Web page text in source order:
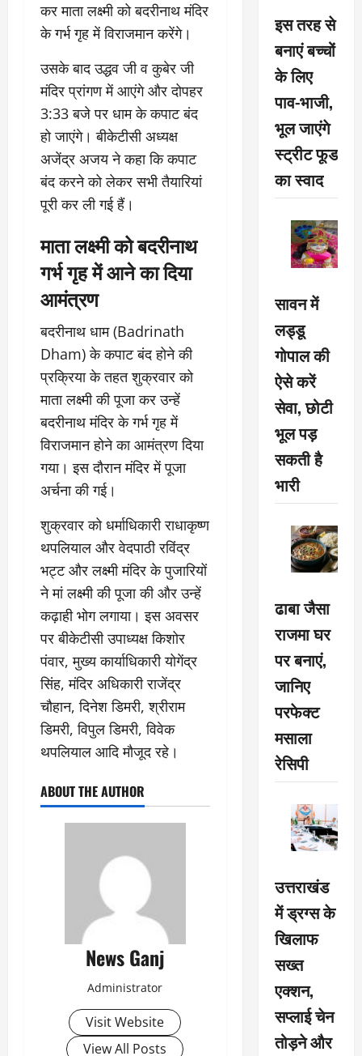
कर माता लक्ष्मी को बदरीनाथ मंदिर
के गर्भ गृह में विराजमान करेंगे।
उसके बाद उद्धव जी व कुबेर जी
मंदिर प्रांगण में आएंगे और दोपहर
3:33 बजे पर धाम के कपाट बंद
हो जाएंगे। बीकेटीसी अध्यक्ष
अजेंद्र अजय ने कहा कि कपाट
बंद करने को लेकर सभी तैयारियां
पूरी कर ली गई हैं।
माता लक्ष्मी को बदरीनाथ
गर्भ गृह में आने का दिया
आमंत्रण
बदरीनाथ धाम (Badrinath
Dham) के कपाट बंद होने की
प्रक्रिया के तहत शुक्रवार को
माता लक्ष्मी की पूजा कर उन्हें
बदरीनाथ मंदिर के गर्भ गृह में
विराजमान होने का आमंत्रण दिया
गया। इस दौरान मंदिर में पूजा
अर्चना की गई।
शुक्रवार को धर्माधिकारी राधाकृष्ण
थपलियाल और वेदपाठी रविंद्र
भट्ट और लक्ष्मी मंदिर के पुजारियों
ने मां लक्ष्मी की पूजा की और उन्हें
कढ़ाही भोग लगाया। इस अवसर
पर बीकेटीसी उपाध्यक्ष किशोर
पंवार, मुख्य कार्याधिकारी योगेंद्र
सिंह, मंदिर अधिकारी राजेंद्र
चौहान, दिनेश डिमरी, श्रीराम
डिमरी, विपुल डिमरी, विवेक
थपलियाल आदि मौजूद रहे।
ABOUT THE AUTHOR
News Ganj
Administrator
Visit Website
View All Posts
इस तरह से
बनाएं बच्चों
के लिए
पाव-भाजी,
भूल जाएंगे
स्ट्रीट फूड
का स्वाद
सावन में
लड्डू
गोपाल की
ऐसे करें
सेवा, छोटी
भूल पड़
सकती है
भारी
ढाबा जैसा
राजमा घर
पर बनाएं,
जानिए
परफेक्ट
मसाला
रेसिपी
उत्तराखंड
में ड्रग्स के
खिलाफ
सख्त
एक्शन,
सप्लाई चेन
तोड़ने और